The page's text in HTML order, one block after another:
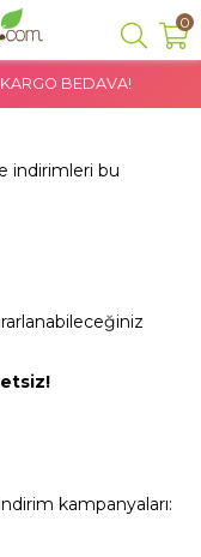
0
KARGO BEDAVA!
indirimleri bu
kampanyaları: